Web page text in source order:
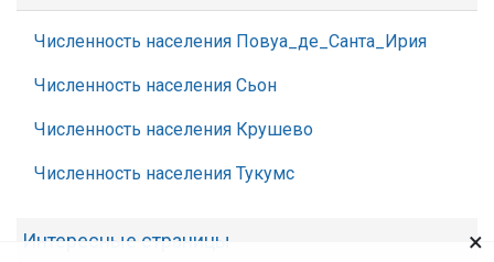
Численность населения Повуа_де_Санта_Ирия
Численность населения Сьон
Численность населения Крушево
Численность населения Тукумс
Интересные страницы ×